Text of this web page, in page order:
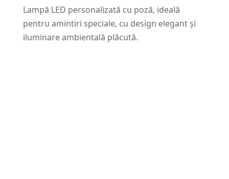
Lampă LED personalizată cu poză, ideală
pentru amintiri speciale, cu design elegant și
iluminare ambientală plăcută.